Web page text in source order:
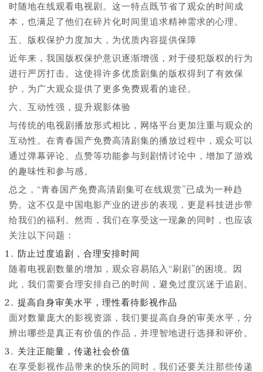
时随地在线观看电视剧。这一特点既节省了观众的时间成
本，也满足了他们在碎片化时间里追求精神需求的心理。
五、版权保护力度加大，为优质内容提供保障
近年来，我国版权保护意识逐渐增强，对于侵犯版权的行为
进行严厉打击。这使得许多优质剧集的版权得到了有效保
护，为广大观众提供了更多免费观看的途径。
六、互动性强，提升观影体验
与传统的电视剧播放形式相比，网络平台更加注重与观众的
互动性。在青春国产免费高清剧集的播放过程中，观众可以
通过弹幕评论、点赞等功能参与到剧情讨论中，增加了游戏
的趣味性和参与感。
总之，“青春国产免费高清剧集可在线观赏”已成为一种趋
势。这不仅是中国电影产业的进步的表现，更是科技进步带
给我们的福利。然而，我们在享受这一现象的同时，也应该
关注以下问题：
防止过度追剧，合理安排时间
随着电视剧数量的增加，观众容易陷入“刷剧”的困境。因
此，我们需要合理安排自己的时间，避免过度沉迷于追剧。
提高自身审美水平，理性看待影视作品
面对数量庞大的影视资源，我们要提高自身的审美水平，分
辨出哪些是真正有价值的作品，并理智地进行选择和评价。
关注正能量，传递社会价值
在享受影视作品带来的快乐的同时，我们还要关注那些传递